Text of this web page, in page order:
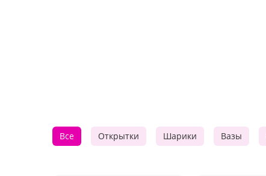
Все Открытки Шарики Вазы